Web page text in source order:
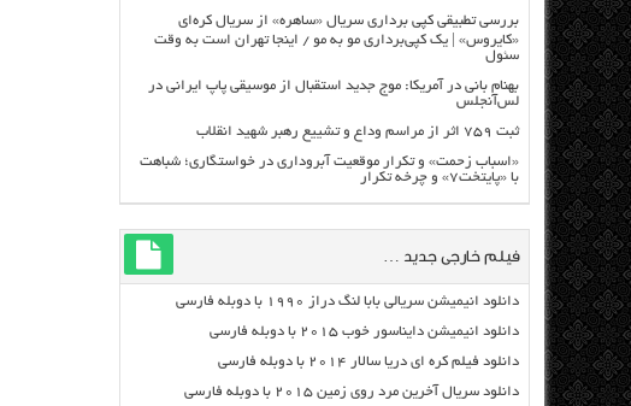
بررسی تطبیقی کپی برداری سریال «ساهره» از سریال کره‌ای
«کایروس» | یک کپی‌برداری مو به مو / اینجا تهران است به وقت
سئول
بهنام بانی در آمریکا: موج جدید استقبال از موسیقی پاپ ایرانی در
لس‌آنجلس
ثبت ۷۵۹ اثر از مراسم وداع و تشییع رهبر شهید انقلاب
«اسباب زحمت» و تکرار موقعیت آبروداری در خواستگاری؛ شباهت
با «پایتخت۷» و چرخه تکرار
فیلم خارجی جدید …
دانلود انیمیشن سریالی بابا لنگ دراز ۱۹۹۰ با دوبله فارسی
دانلود انیمیشن دایناسور خوب ۲۰۱۵ با دوبله فارسی
دانلود فیلم کره ای دریا سالار ۲۰۱۴ با دوبله فارسی
دانلود سریال آخرین مرد روی زمین ۲۰۱۵ با دوبله فارسی